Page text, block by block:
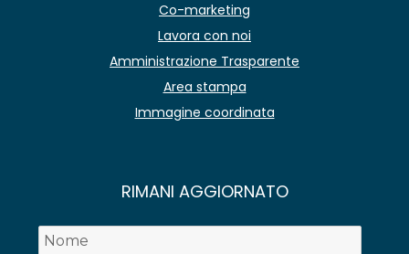
Co-marketing
Lavora con noi
Amministrazione Trasparente
Area stampa
Immagine coordinata
RIMANI AGGIORNATO